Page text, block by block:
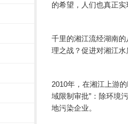
的希望，人们也真正实
千里的湘江流经湖南
理之战？促进对湘江
2010年，在湘江上游
域限制审批”：除环境
地污染企业。